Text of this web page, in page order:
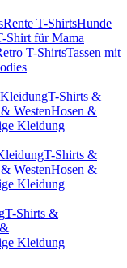
Rente T-ShirtsHunde
Shirt für Mama
T-ShirtsTassen mit
T-Shirts &
WestenHosen &
Kleidung
T-Shirts &
WestenHosen &
Kleidung
T-Shirts &
Kleidung